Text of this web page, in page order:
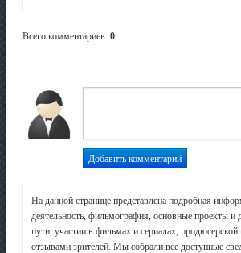
Всего комментариев: 0
На данной странице представлена подробная
деятельность, фильмография, основные проекты и
пути, участии в фильмах и сериалах,
отзывами зрителей. Мы собрали все доступные